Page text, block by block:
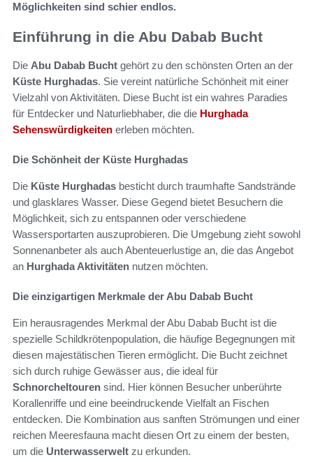
Möglichkeiten sind schier endlos.
Einführung in die Abu Dabab Bucht
Die Abu Dabab Bucht gehört zu den schönsten Orten an der
Küste Hurghadas. Sie vereint natürliche Schönheit mit einer
Vielzahl von Aktivitäten. Diese Bucht ist ein wahres Paradies
für Entdecker und Naturliebhaber, die die Hurghada
Sehenswürdigkeiten erleben möchten.
Die Schönheit der Küste Hurghadas
Die Küste Hurghadas besticht durch traumhafte Sandstrände
und glasklares Wasser. Diese Gegend bietet Besuchern die
Möglichkeit, sich zu entspannen oder verschiedene
Wassersportarten auszuprobieren. Die Umgebung zieht sowohl
Sonnenanbeter als auch Abenteuerlustige an, die das Angebot
an Hurghada Aktivitäten nutzen möchten.
Die einzigartigen Merkmale der Abu Dabab Bucht
Ein herausragendes Merkmal der Abu Dabab Bucht ist die
spezielle Schildkrötenpopulation, die häufige Begegnungen mit
diesen majestätischen Tieren ermöglicht. Die Bucht zeichnet
sich durch ruhige Gewässer aus, die ideal für
Schnorcheltouren sind. Hier können Besucher unberührte
Korallenriffe und eine beeindruckende Vielfalt an Fischen
entdecken. Die Kombination aus sanften Strömungen und einer
reichen Meeresfauna macht diesen Ort zu einem der besten,
um die Unterwasserwelt zu erkunden.